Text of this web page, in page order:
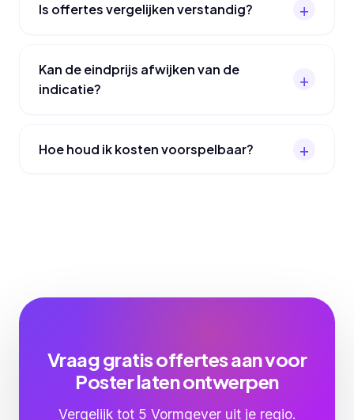
Is offertes vergelijken verstandig?
Kan de eindprijs afwijken van de
indicatie?
Hoe houd ik kosten voorspelbaar?
Vraag gratis offertes aan voor
Poster laten ontwerpen
Vergelijk tot 5 Vormgever uit je regio.